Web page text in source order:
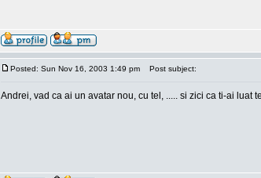
Posted: Sun Nov 16, 2003 1:49 pm Post subject:
Andrei, vad ca ai un avatar nou, cu tel, ..... si zici ca ti-ai luat